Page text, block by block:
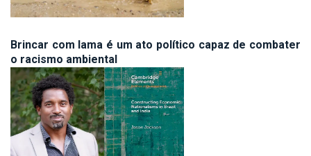
Brincar com lama é um ato político capaz de combater
o racismo ambiental